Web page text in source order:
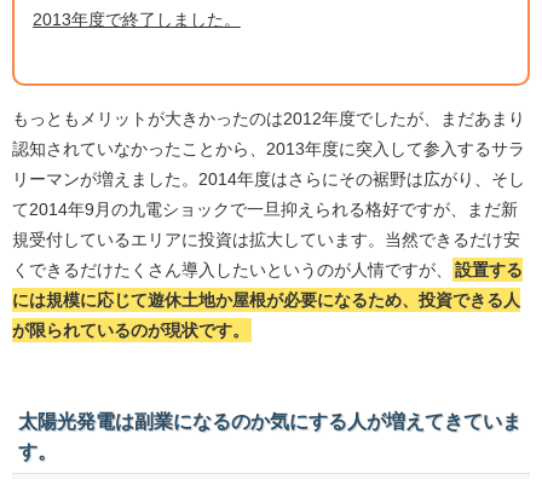
2013年度で終了しました。
もっともメリットが大きかったのは2012年度でしたが、まだあまり
認知されていなかったことから、2013年度に突入して参入するサラ
リーマンが増えました。2014年度はさらにその裾野は広がり、そし
て2014年9月の九電ショックで一旦抑えられる格好ですが、まだ新
規受付しているエリアに投資は拡大しています。当然できるだけ安
くできるだけたくさん導入したいというのが人情ですが、
設置する
には規模に応じて遊休土地か屋根が必要になるため、投資できる人
が限られているのが現状です。
太陽光発電は副業になるのか気にする人が増えてきていま
す。